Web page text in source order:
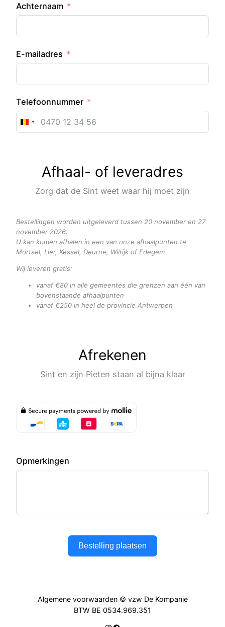
Achternaam
E-mailadres
Telefoonnummer
Belgium
Afhaal- of leveradres
Zorg dat de Sint weet waar hij moet zijn
Bestellingen worden uitgeleverd tussen 20 november en 27
november 2026.
U kan komen afhalen in een van onze afhaalpunten te
Mortsel, Lier, Kessel, Deurne, Wilrijk of Edegem
Wij leveren gratis:
vanaf €80 in alle gemeentes die grenzen aan één van
bovenstaande afhaalpunten
vanaf €250 in heel de provincie Antwerpen
Afrekenen
Sint en zijn Pieten staan al bijna klaar
Opmerkingen
Bestelling plaatsen
Algemene voorwaarden © vzw De Kompanie
BTW BE 0534.969.351